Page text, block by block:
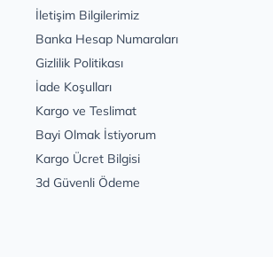
İletişim Bilgilerimiz
Banka Hesap Numaraları
Gizlilik Politikası
İade Koşulları
Kargo ve Teslimat
Bayi Olmak İstiyorum
Kargo Ücret Bilgisi
3d Güvenli Ödeme